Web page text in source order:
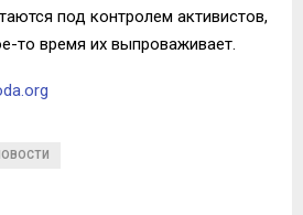
под контролем активистов,
то время их выпроваживает.